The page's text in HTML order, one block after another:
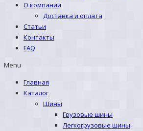
О компании
Доставка и оплата
Статьи
Контакты
FAQ
Menu
Главная
Каталог
Шины
Грузовые шины
Легкогрузовые шины